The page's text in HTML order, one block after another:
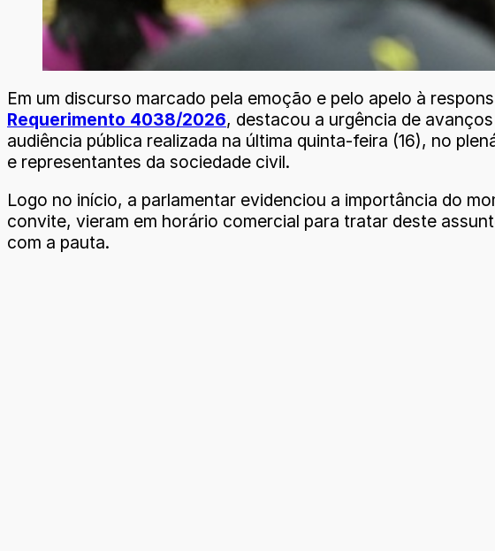
Em um discurso marcado pela emoção e pelo apelo à
Requerimento 4038/2026, destacou a urgência de
audiência pública realizada na última quinta-feira (16), no
e representantes da sociedade civil.
Logo no início, a parlamentar evidenciou a importância do
convite, vieram em horário comercial para tratar deste
com a pauta.